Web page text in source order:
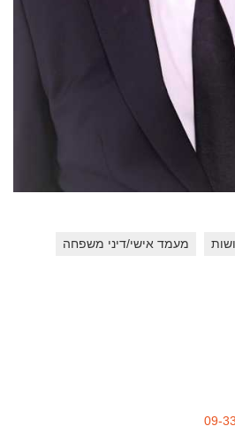
מעמד אישי/דיני משפחה
09-